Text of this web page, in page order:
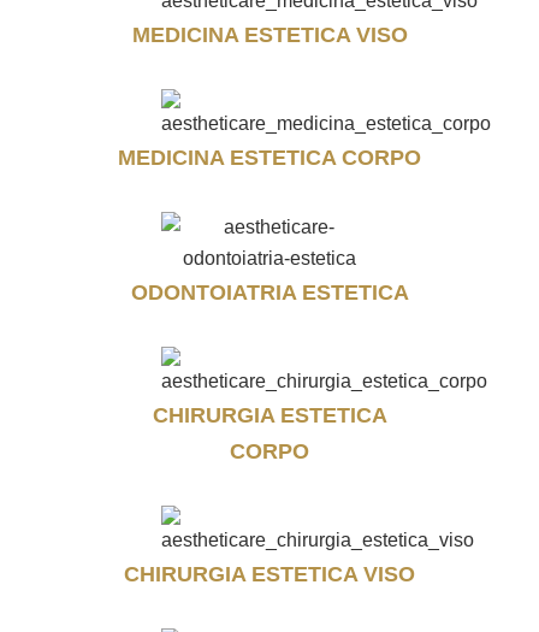
MEDICINA ESTETICA VISO
MEDICINA ESTETICA CORPO
ODONTOIATRIA ESTETICA
CHIRURGIA ESTETICA
CORPO
CHIRURGIA ESTETICA VISO